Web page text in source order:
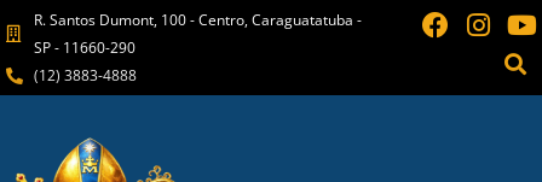
R. Santos Dumont, 100 - Centro, Caraguatatuba -
SP - 11660-290
(12) 3883-4888